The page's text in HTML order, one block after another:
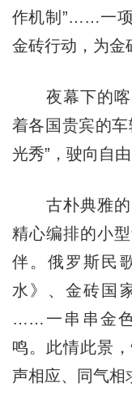
作机制”……一项
金砖行动，为金
夜幕下的喀
着各国贵宾的
光秀”，驶向自
古朴典雅的
精心编排的小
伴。俄罗斯民
水》、金砖国
……一串串金
鸣。此情此景
声相应、同气相